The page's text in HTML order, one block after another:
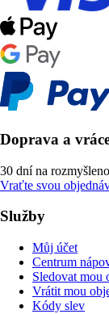
Doprava a
30 dní na
Vraťte svou
Služby
Můj účet
Centrum
Sledovat mou
Vrátit mou
Kódy slev